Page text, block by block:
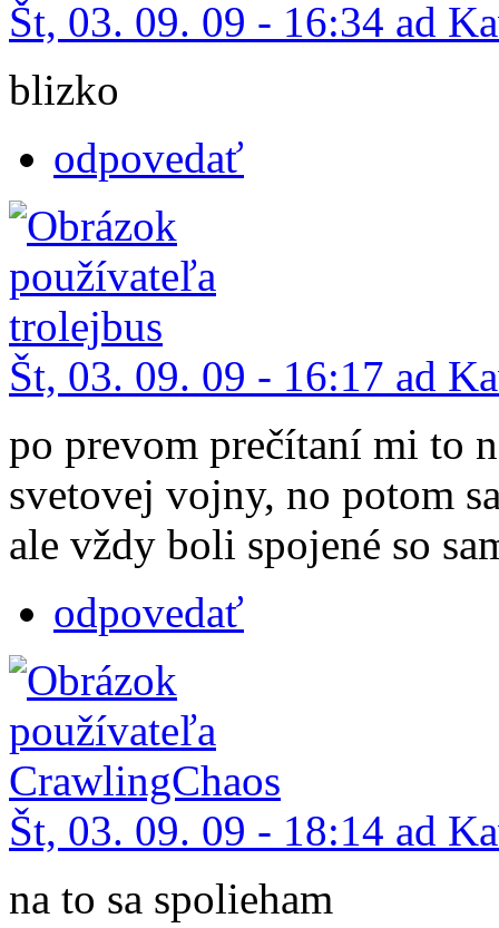
Št, 03. 09. 09 - 16:34 ad
blizko
odpovedať
Št, 03. 09. 09 - 16:17 ad
po prevom prečítaní mi to
svetovej vojny, no potom
ale vždy boli spojené so
odpovedať
Št, 03. 09. 09 - 18:14 ad
na to sa spolieham